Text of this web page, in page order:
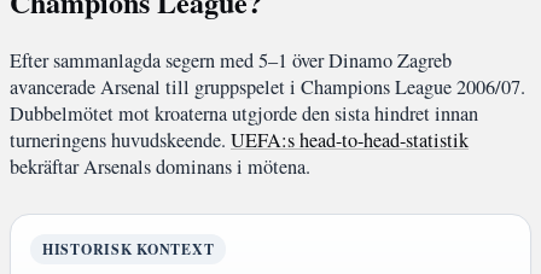
Efter sammanlagda segern med 5–1 över Dinamo Zagreb
avancerade Arsenal till gruppspelet i Champions League 2006/07.
Dubbelmötet mot kroaterna utgjorde den sista hindret innan
turneringens huvudskeende. UEFA:s head-to-head-statistik
bekräftar Arsenals dominans i mötena.
HISTORISK KONTEXT